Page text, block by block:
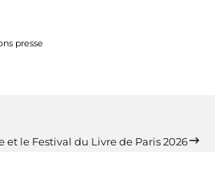
presse
et le Festival du Livre de Paris 2026